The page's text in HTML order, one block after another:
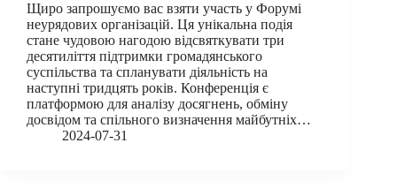
Щиро запрошуємо вас взяти участь у Форумі
неурядових організацій. Ця унікальна подія
стане чудовою нагодою відсвяткувати три
десятиліття підтримки громадянського
суспільства та спланувати діяльність на
наступні тридцять років. Конференція є
платформою для аналізу досягнень, обміну
досвідом та спільного визначення майбутніх…
2024-07-31